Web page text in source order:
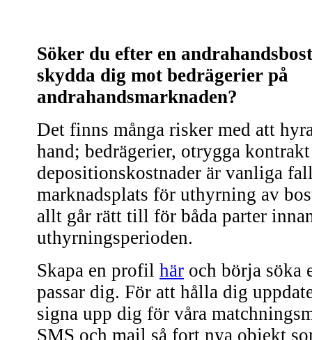
Söker du efter en
skydda dig mot bedrägerier på
andrahandsmarknaden?
Det finns många risker med att
hand; bedrägerier, otrygga
depositionskostnader är vanliga
marknadsplats för uthyrning av
allt går rätt till för båda parter
uthyrningsperioden.
Skapa en profil här och börja söka
passar dig. För att hålla dig
signa upp dig för våra
SMS och mail så fort nya objekt